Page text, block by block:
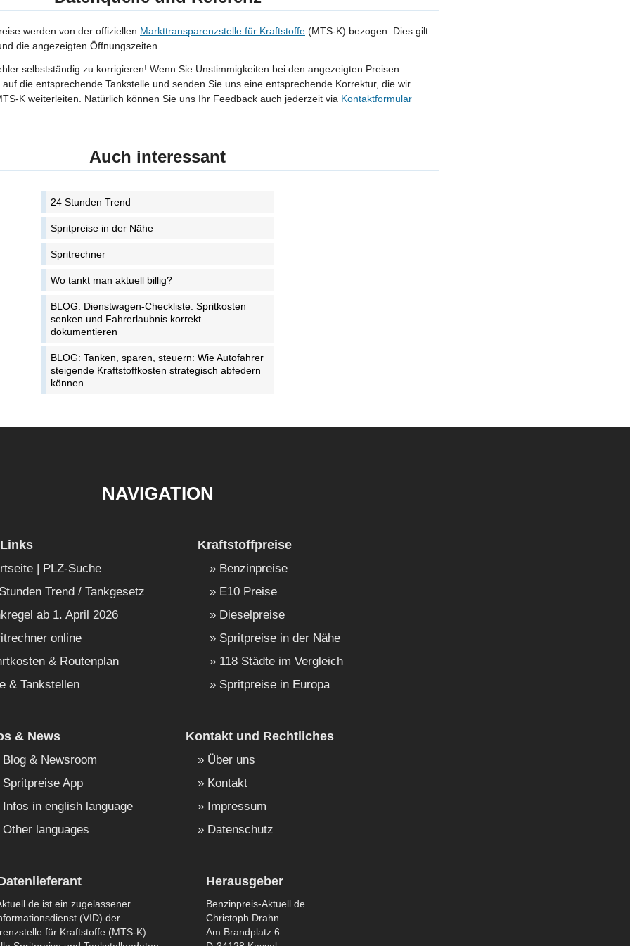
werden von der offiziellen Markttransparenzstelle für Kraftstoffe (MTS-K) bezogen. Dies gilt
die angezeigten Öffnungszeiten.
selbstständig zu korrigieren! Wenn Sie Unstimmigkeiten bei den angezeigten Preisen
die entsprechende Tankstelle und senden Sie uns eine entsprechende Korrektur, die wir
K weiterleiten. Natürlich können Sie uns Ihr Feedback auch jederzeit via Kontaktformular
Auch interessant
24 Stunden Trend
Spritpreise in der Nähe
Spritrechner
Wo tankt man aktuell billig?
BLOG: Dienstwagen-Checkliste: Spritkosten
senken und Fahrerlaubnis korrekt
dokumentieren
BLOG: Tanken, sparen, steuern: Wie Autofahrer
steigende Kraftstoffkosten strategisch abfedern
können
NAVIGATION
| PLZ-Suche
Trend / Tankgesetz
ab 1. April 2026
online
& Routenplan
& Tankstellen
Kraftstoffpreise
Benzinpreise
E10 Preise
Dieselpreise
Spritpreise in der Nähe
118 Städte im Vergleich
Spritpreise in Europa
& News
Blog & Newsroom
Spritpreise App
Infos in english language
Other languages
Kontakt und Rechtliches
Über uns
Kontakt
Impressum
Datenschutz
ist ein zugelassener
(VID) der
für Kraftstoffe (MTS-K)
Herausgeber
Benzinpreis-Aktuell.de
Christoph Drahn
Am Brandplatz 6